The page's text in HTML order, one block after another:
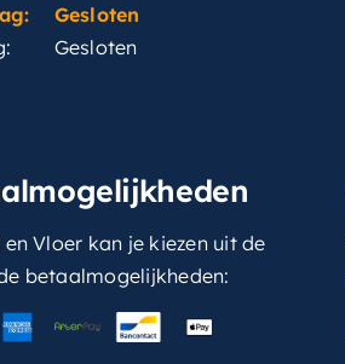
Gesloten
Gesloten
en Vloer kan je kiezen uit de
betaalmogelijkheden: